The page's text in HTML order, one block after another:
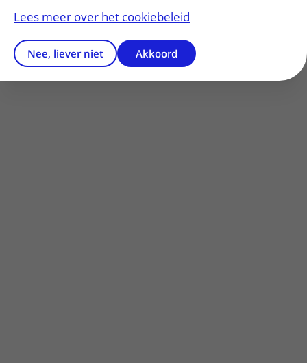
Lees meer over het cookiebeleid
Nee, liever niet Akkoord